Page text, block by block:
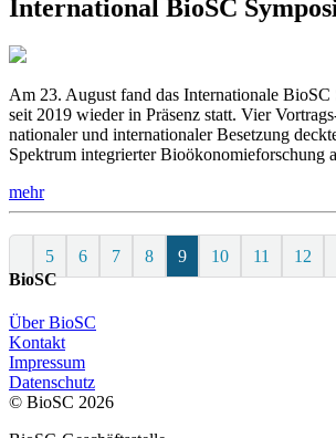
International BioSC
Am 23. August fand das Internationale BioSC
seit 2019 wieder in Präsenz statt. Vier
nationaler und internationaler Besetzung
Spektrum integrierter Bioökonomieforschung
mehr
5 6 7 8 9 10 11 12
BioSC
Über BioSC
Kontakt
Impressum
Datenschutz
© BioSC 2026